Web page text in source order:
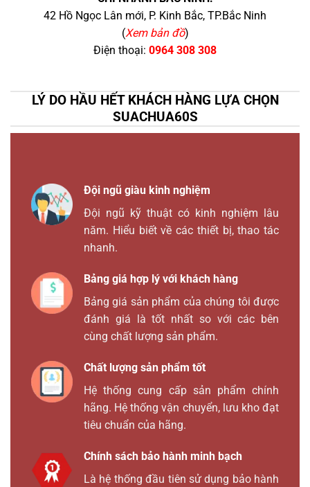
42 Hồ Ngọc Lân mới, P. Kinh Bắc, TP.Bắc Ninh
(Xem bản đồ)
Điện thoại: 0964 308 308
LÝ DO HẦU HẾT KHÁCH HÀNG LỰA CHỌN
SUACHUA60S
Đội ngũ giàu kinh nghiệm
Đội ngũ kỹ thuật có kinh nghiệm lâu
năm. Hiểu biết về các thiết bị, thao tác
nhanh.
Bảng giá hợp lý với khách hàng
Bảng giá sản phẩm của chúng tôi được
đánh giá là tốt nhất so với các bên
cùng chất lượng sản phẩm.
Chất lượng sản phẩm tốt
Hệ thống cung cấp sản phẩm chính
hãng. Hệ thống vận chuyển, lưu kho đạt
tiêu chuẩn của hãng.
Chính sách bảo hành minh bạch
Là hệ thống đầu tiên sử dụng bảo hành